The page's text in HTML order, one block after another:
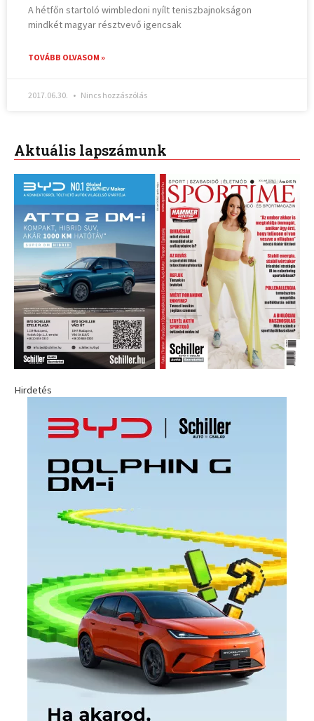
A hétfőn startoló wimbledoni nyílt teniszbajnokságon
mindkét magyar résztvevő igencsak
TOVÁBB OLVASOM »
2017.06.30. Nincs hozzászólás
Aktuális lapszámunk
Hirdetés